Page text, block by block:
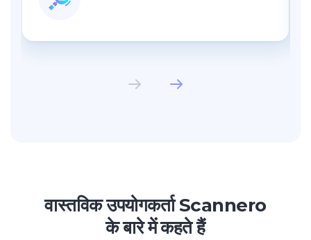
वास्तविक उपयोगकर्ता Scannero
के बारे में कहते हैं